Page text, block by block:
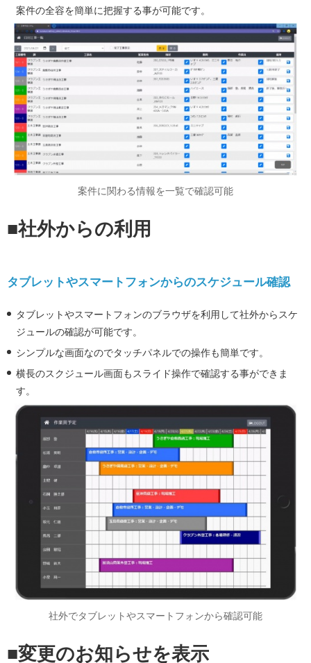
案件の全容を簡単に把握する事が可能です。
案件に関わる情報を一覧で確認可能
■社外からの利用
タブレットやスマートフォンからのスケジュール確認
タブレットやスマートフォンのブラウザを利用して社外からスケ
ジュールの確認が可能です。
シンプルな画面なのでタッチパネルでの操作も簡単です。
横長のスクジュール画面もスライド操作で確認する事ができま
す。
社外でタブレットやスマートフォンから確認可能
■変更のお知らせを表示